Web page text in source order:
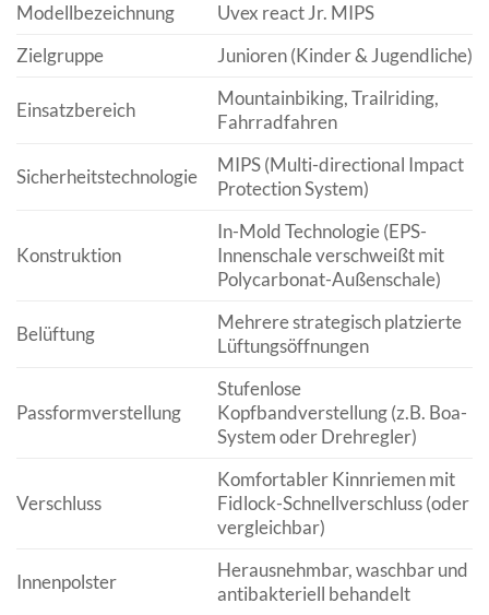
Modellbezeichnung
Uvex react Jr. MIPS
Zielgruppe
Junioren (Kinder & Jugendliche)
Einsatzbereich
Mountainbiking, Trailriding,
Fahrradfahren
Sicherheitstechnologie
MIPS (Multi-directional Impact
Protection System)
Konstruktion
In-Mold Technologie (EPS-
Innenschale verschweißt mit
Polycarbonat-Außenschale)
Belüftung
Mehrere strategisch platzierte
Lüftungsöffnungen
Passformverstellung
Stufenlose
Kopfbandverstellung (z.B. Boa-
System oder Drehregler)
Verschluss
Komfortabler Kinnriemen mit
Fidlock-Schnellverschluss (oder
vergleichbar)
Innenpolster
Herausnehmbar, waschbar und
antibakteriell behandelt